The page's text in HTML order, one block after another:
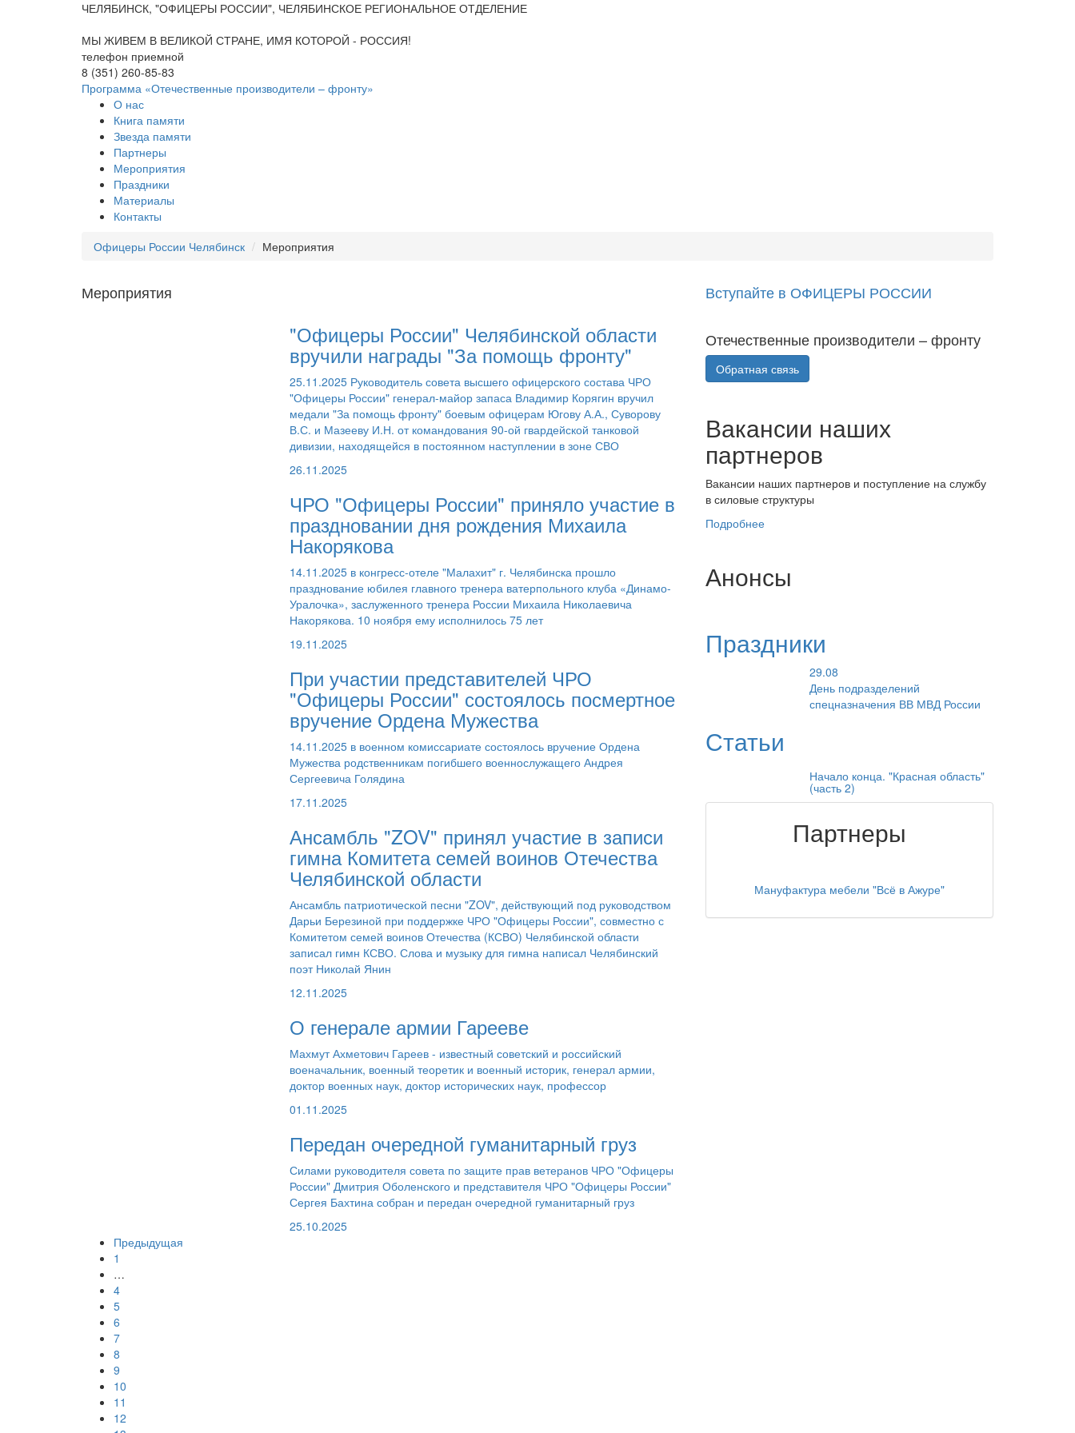
ЧЕЛЯБИНСК, "ОФИЦЕРЫ РОССИИ", ЧЕЛЯБИНСКОЕ РЕГИОНАЛЬНОЕ ОТДЕЛЕНИЕ
МЫ ЖИВЕМ В ВЕЛИКОЙ СТРАНЕ, ИМЯ КОТОРОЙ - РОССИЯ!
телефон приемной
8 (351) 260-85-83
Программа «Отечественные производители – фронту»
О нас
Книга памяти
Звезда памяти
Партнеры
Мероприятия
Праздники
Материалы
Контакты
Офицеры России Челябинск
Мероприятия
Мероприятия
"Офицеры России" Челябинской области
вручили награды "За помощь фронту"
25.11.2025 Руководитель совета высшего офицерского состава ЧРО
"Офицеры России" генерал-майор запаса Владимир Корягин вручил
медали "За помощь фронту" боевым офицерам Югову А.А., Суворову
В.С. и Мазееву И.Н. от командования 90-ой гвардейской танковой
дивизии, находящейся в постоянном наступлении в зоне СВО
26.11.2025
ЧРО "Офицеры России" приняло участие в
праздновании дня рождения Михаила
Накорякова
14.11.2025 в конгресс-отеле "Малахит" г. Челябинска прошло
празднование юбилея главного тренера ватерпольного клуба «Динамо-
Уралочка», заслуженного тренера России Михаила Николаевича
Накорякова. 10 ноября ему исполнилось 75 лет
19.11.2025
При участии представителей ЧРО
"Офицеры России" состоялось посмертное
вручение Ордена Мужества
14.11.2025 в военном комиссариате состоялось вручение Ордена
Мужества родственникам погибшего военнослужащего Андрея
Сергеевича Голядина
17.11.2025
Ансамбль "ZOV" принял участие в записи
гимна Комитета семей воинов Отечества
Челябинской области
Ансамбль патриотической песни "ZOV", действующий под руководством
Дарьи Березиной при поддержке ЧРО "Офицеры России", совместно с
Комитетом семей воинов Отечества (КСВО) Челябинской области
записал гимн КСВО. Слова и музыку для гимна написал Челябинский
поэт Николай Янин
12.11.2025
О генерале армии Гарееве
Махмут Ахметович Гареев - известный советский и российский
военачальник, военный теоретик и военный историк, генерал армии,
доктор военных наук, доктор исторических наук, профессор
01.11.2025
Передан очередной гуманитарный груз
Силами руководителя совета по защите прав ветеранов ЧРО "Офицеры
России" Дмитрия Оболенского и представителя ЧРО "Офицеры России"
Сергея Бахтина собран и передан очередной гуманитарный груз
25.10.2025
Предыдущая
1
…
4
5
6
7
8
9
10
11
12
Вступайте в ОФИЦЕРЫ РОССИИ
Отечественные производители – фронту
Обратная связь
Вакансии наших
партнеров
Вакансии наших партнеров и поступление на службу
в силовые структуры
Подробнее
Анонсы
Праздники
29.08
День подразделений
спецназначения ВВ МВД России
Статьи
Начало конца. "Красная область"
(часть 2)
Партнеры
Мануфактура мебели "Всё в Ажуре"